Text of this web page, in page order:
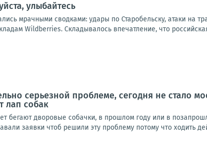
улыбайтесь
мрачными сводками: удары по Старобельску, атаки на
Wildberries. Складывалось впечатление, что
серьезной проблеме, сегодня не стало
лап собак
бегают дворовые собачки, в прошлом году или в
заявки чтоб решили эту проблему потому что ходить